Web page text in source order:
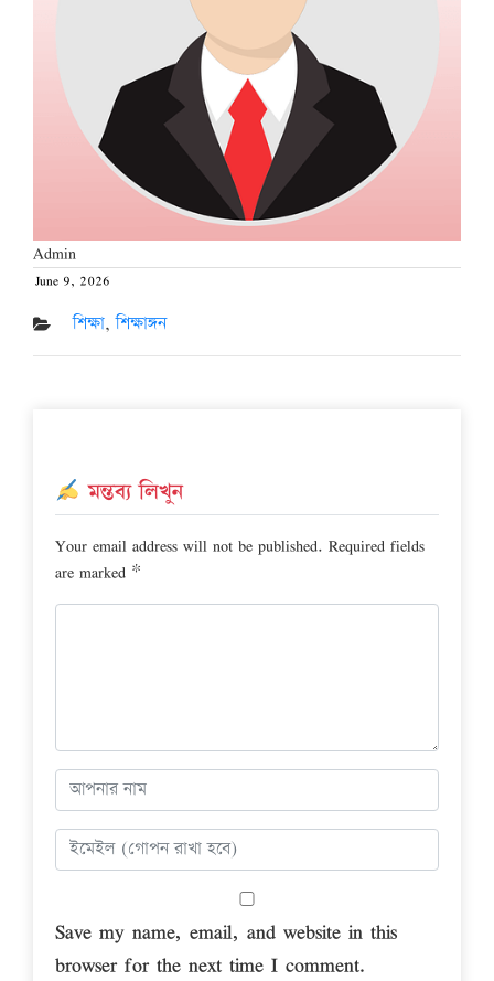
Admin
Posted
on
June 9, 2026
শিক্ষা,শিক্ষাঙ্গন
মন্তব্য লিখুন
Your email address will not be published. Required fields
are marked *
Save my name, email, and website in this
browser for the next time I comment.